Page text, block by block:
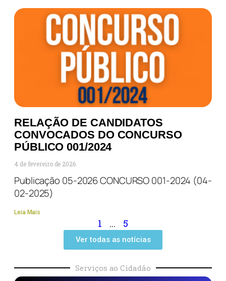
RELAÇÃO DE CANDIDATOS
CONVOCADOS DO CONCURSO
PÚBLICO 001/2024
4 de fevereiro de 2026
Publicação 05-2026 CONCURSO 001-2024 (04-
02-2025)
Leia Mais
1 … 5
Ver todas as notícias
Serviços ao Cidadão